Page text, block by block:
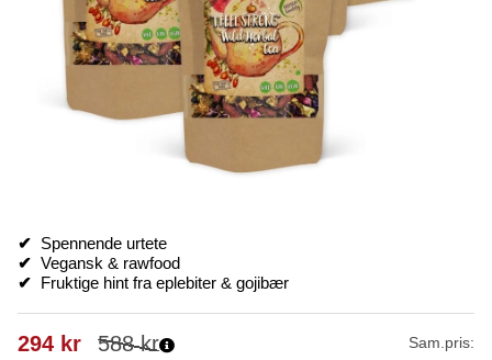
✔ Spennende urtete
✔ Vegansk & rawfood
✔ Fruktige hint fra eplebiter & gojibær
588kr
294 kr Sam.pris: